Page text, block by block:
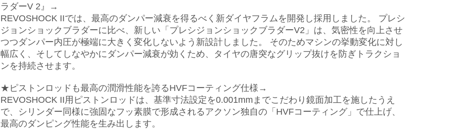
ラダーV 2』→
REVOSHOCK IIでは、最高のダンパー減衰を得るべく新ダイヤフラムを開発し採用しました。 プレシ
ジョンショックブラダーに比べ、新しい「プレシジョンショックブラダーV2」は、気密性を向上させ
つつダンパー内圧が極端に大きく変化しないよう新設計しました。 そのためマシンの挙動変化に対し
幅広く、そしてしなやかにダンパー減衰が効くため、タイヤの唐突なグリップ抜けを防ぎトラクショ
ンを持続させます。
★ピストンロッドも最高の潤滑性能を誇るHVFコーティング仕様→
REVOSHOCK II用ピストンロッドは、基準寸法設定を0.001mmまでこだわり鏡面加工を施したうえ
で、シリンダー同様に強固なフッ素膜で形成されるアクソン独自の「HVFコーティング」で仕上げ、
最高のダンピング性能を生み出します。